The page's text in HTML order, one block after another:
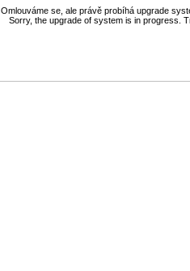
Omlouváme se, ale právě probíhá upgrade
Sorry, the upgrade of system is in progress.